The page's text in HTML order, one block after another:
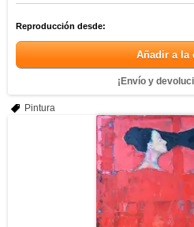
Reproducción desde:
Añadir a la
¡Envío y
Pintura